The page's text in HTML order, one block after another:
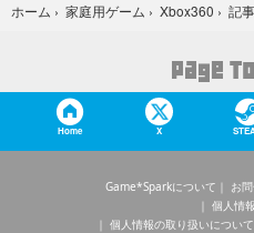
ホーム › 家庭用ゲーム › Xbox360 › 記事
Home X
Game*Sparkについて お
個人情
個人情報の取り扱いについ